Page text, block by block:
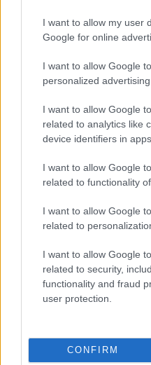
I want to allow my user
Google for online
I want to allow Google
personalized advertising.
I want to allow Google
related to analytics like
device identifiers in apps.
I want to allow Google
related to functionality
I want to allow Google
related to
I want to allow Google
related to security,
functionality and fraud
user protection.
CONFIRM
felvenni a belföldi
összeg akkor teljesen
öregségi nyugdíjat
százaléka volt), a
96,3 százalékát.
Ezek az arányok
leromlottak. Az
már 250 604 forint
nyugdíjas már csak az
tudta garantáltan
forint) esetében –
arány még
százalékos volt.
A készpénzfelvételi
most sikerült elérni